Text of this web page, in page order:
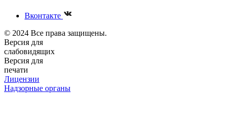
Вконтакте
© 2024 Все права защищены.
Версия для
слабовидящих
Версия для
печати
Лицензии
Надзорные органы